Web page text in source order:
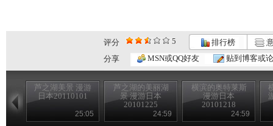
评分 5 排行榜
分享
MSN或QQ好友 贴到博客或
芦之湖美景 漫游
日本20110101
25:05
芦之湖的美丽湖
景 漫游日本
20101225
24:59
横滨的奥特莱斯
漫游日本
20101218
24:59